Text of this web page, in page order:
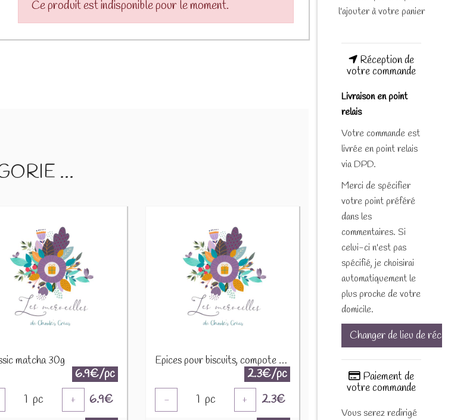
Ce produit est indisponible pour le moment.
...
matcha 30g
6.9€/pc
1 pc + 6.9€
Epices pour biscuits, compote et crumble 30g
2.3€/pc
- 1 pc + 2.3€
l'ajouter à votre panier
Réception de
votre commande
Livraison en point
relais
Votre commande est
livrée en point relais
via DPD.
Merci de spécifier
votre point préféré
dans les
commentaires. Si
celui-ci n'est pas
spécifié, je choisirai
automatiquement le
plus proche de votre
domicile.
Changer de lieu de
Paiement de
votre commande
Vous serez redirigé